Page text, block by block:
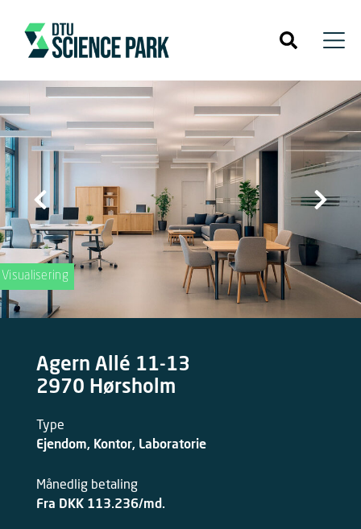
Visualisering
Agern Allé 11-13
2970 Hørsholm
Ejendom, Kontor, Laboratorie
Månedlig betaling
Fra DKK 113.236/md.